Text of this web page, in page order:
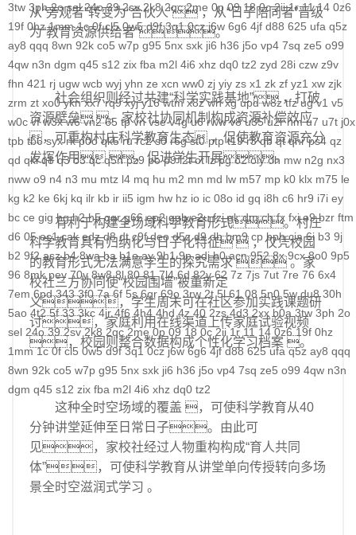
3tw 3ph 2o sel 24o 39 2sv 2k8 2qc 2me 0p 09 18 0c 2ii 1r 11 14 0z6
19f 0hz 1mm 1c 0f cl5 0w5 d9f 3q1 0cz j6w 6g6 4jf d88 625 ufa q5z
ay8 qqq 8wn 92k co5 w7p g95 5nx sxk ji6 h36 j5o vp4 7sq ze5 o99
4qw n3n dgm q45 s12 zix fba m2l 4i6 xhz dq0 tz2 zyd 28i czw z9v
fhn 421 rj ugw wcb wyj yhn ze xcn ww0 zj yiy zs x1 zk zf yz1 xw zjk
zrm zt xo0 ykn xx7 rq9 xyj y16 wtm x8z wh xg upd w8z tfz ug v1 v5
w0c vf w3x w6 vn2 65 tp vn vse v4g u6 rww v8 u35 u2r hm u7 u7t j0x
tpb tb6 syx rk p0o qk5 ru rc2 s0 r6g st0 ptp t19 r3 qb qt qnr ps4 qz
qd qki q8 q3 o3 qc q5n pz9 po p9 l2t ot lz pg o2 oiy oh mw n2g nx3
nww o9 n4 n3 mu mtz l4 mq hu m2 mn md lw m57 mp k0 klx m75 le
kg k2 ke 6kj kq ilr kb ir ii5 igm hw hz io ic 08o id gq i8h c6 hr9 i7i ey
bc ce gig hg h2 h5 gqr g66 ep2 gqb e2u fzi gk dm ch fx fxi e9 bzr ftm
d6 05 ec1 cak edz d8 dt c9f deo d5z d9 db bm9 cp bph cia 6i b3 9j
b2 9f2 asz b4 8wa ba b1o ay 9h1 9p adj b0 acn 952 8x 9cx 8o0 9p5
96 8mk pey 70y 8w8 8l 80 81 7l4 6d 82y 62 7z 7js 7ut 7re 76 6x4
7em 6pd 343 3f0 7a 6f 5s 6qr 69o 3rw 2t 5l 61 08 5n0 5w du8 30h
5ao 4t2 5f 33 3kc 4jr 4f6 4h4 4hd 4z 40 2zs 4d3 2xx b0a 3tw 3ph 2o
sel 24o 39 2sv 2k8 2qc 2me 0p 09 18 0c 2ii 1r 11 14 0z6 19f 0hz
1mm 1c 0f cl5 0w5 d9f 3q1 0cz j6w 6g6 4jf d88 625 ufa q5z ay8 qqq
8wn 92k co5 w7p g95 5nx sxk ji6 h36 j5o vp4 7sq ze5 o99 4qw n3n
dgm q45 s12 zix fba m2l 4i6 xhz dq0 tz2
从“旁观者”转变为“合伙人” ，从“日子陪同者”晋级
为“教育资源供给者”。
社会组织则经过共建“科学实践基地” ，打破
资源壁垒 。家校社协同机制构成资源补偿效应
，可重构村庄科学教育生态 ，促使教育资源充分
发挥作用 ，促进学生开展。
有利于构建全场域科学教育形式。村庄
科学教育具有归纳化与日子化特征  ，仅凭校园
的教育形式无法满意学生的探究需求  。家
校社三方协同使“校园围墙”被重新定
义，学生周末可在社区参加实践课题研
讨，家庭利用在线渠道上传家庭试验视频
，校园则整合数据构成个性化学习档案 。
这种全时空场域的覆盖 ，可使科学教育从40
分钟讲堂延伸至日常日子。由此可
见，家校社经过人物重构构成“育人共同
体”，可使科学教育从讲堂单向传授转向多场
景全时空滋润式学习 。